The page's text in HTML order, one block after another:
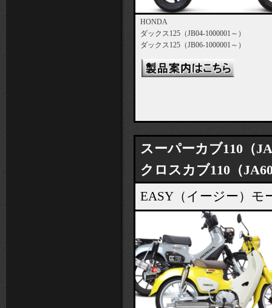
HONDA
ダックス125（JB04-1000001～）
ダックス125（JB06-1000001～）
スーパーカブ110（
クロスカブ110（
EASY（イージー）